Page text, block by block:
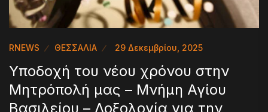
RNEWS ΘΕΣΣΑΛΙΑ 29 Δεκεμβρίου, 2025
Υποδοχή του νέου χρόνου στην
Μητρόπολή μας – Μνήμη Αγίου
Βασιλείου – Δοξολογία για την